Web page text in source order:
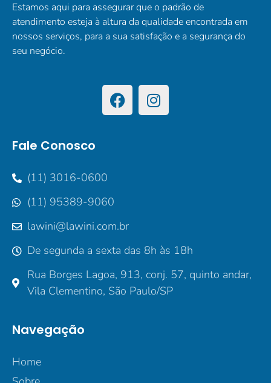
Estamos aqui para assegurar que o padrão de
atendimento esteja à altura da qualidade encontrada em
nossos serviços, para a sua satisfação e a segurança do
seu negócio.
Fale Conosco
(11) 3016-0600
(11) 95389-9060
lawini@lawini.com.br
De segunda a sexta das 8h às 18h
Rua Borges Lagoa, 913, conj. 57, quinto andar,
Vila Clementino, São Paulo/SP
Navegação
Home